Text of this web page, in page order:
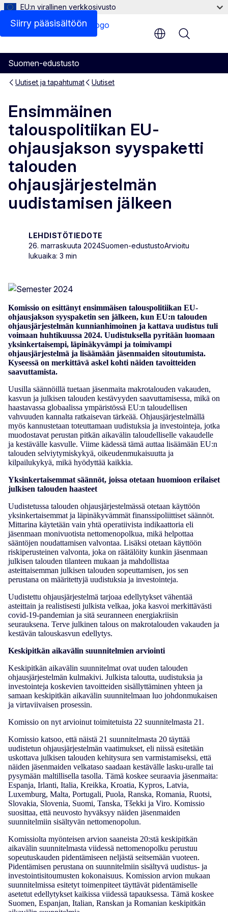
Siirry pääsisältöön
EU:n virallinen verkkosivusto
Suomen-edustusto
Menu
Uutiset ja tapahtumat Uutiset
Ensimmäinen
talouspolitiikan EU-
ohjausjakson syyspaketti
talouden
ohjausjärjestelmän
uudistamisen jälkeen
LEHDISTÖTIEDOTE
26. marraskuuta 2024Suomen-edustustoArvioitu
lukuaika: 3 min
Komissio on esittänyt ensimmäisen talouspolitiikan EU-
ohjausjakson syyspaketin sen jälkeen, kun EU:n talouden
ohjausjärjestelmän kunnianhimoinen ja kattava uudistus tuli
voimaan huhtikuussa 2024. Uudistuksella pyritään luomaan
yksinkertaisempi, läpinäkyvämpi ja toimivampi
ohjausjärjestelmä ja lisäämään jäsenmaiden sitoutumista.
Kyseessä on merkittävä askel kohti näiden tavoitteiden
saavuttamista.
Uusilla säännöillä tuetaan jäsenmaita makrotalouden vakauden,
kasvun ja julkisen talouden kestävyyden saavuttamisessa, mikä on
haastavassa globaalissa ympäristössä EU:n taloudellisen
vahvuuden kannalta ratkaisevan tärkeää. Ohjausjärjestelmällä
myös kannustetaan toteuttamaan uudistuksia ja investointeja, jotka
muodostavat perustan pitkän aikavälin taloudelliselle vakaudelle
ja kestävälle kasvulle. Viime kädessä tämä auttaa lisäämään EU:n
talouden selviytymiskykyä, oikeudenmukaisuutta ja
kilpailukykyä, mikä hyödyttää kaikkia.
Yksinkertaisemmat säännöt, joissa otetaan huomioon erilaiset
julkisen talouden haasteet
Uudistetussa talouden ohjausjärjestelmässä otetaan käyttöön
yksinkertaisemmat ja läpinäkyvämmät finanssipoliittiset säännöt.
Mittarina käytetään vain yhtä operatiivista indikaattoria eli
jäsenmaan monivuotista nettomenopolkua, mikä helpottaa
sääntöjen noudattamisen valvontaa. Lisäksi otetaan käyttöön
riskiperusteinen valvonta, joka on räätälöity kunkin jäsenmaan
julkisen talouden tilanteen mukaan ja mahdollistaa
asteittaisemman julkisen talouden sopeuttamisen, jos sen
perustana on määritettyjä uudistuksia ja investointeja.
Uudistettu ohjausjärjestelmä tarjoaa edellytykset vähentää
asteittain ja realistisesti julkista velkaa, joka kasvoi merkittävästi
covid-19-pandemian ja sitä seuranneen energiakriisin
seurauksena. Terve julkinen talous on makrotalouden vakauden ja
kestävän talouskasvun edellytys.
Keskipitkän aikavälin suunnitelmien arviointi
Keskipitkän aikavälin suunnitelmat ovat uuden talouden
ohjausjärjestelmän kulmakivi. Julkista taloutta, uudistuksia ja
investointeja koskevien tavoitteiden sisällyttäminen yhteen ja
samaan keskipitkän aikavälin suunnitelmaan luo johdonmukaisen
ja virtaviivaisen prosessin.
Komissio on nyt arvioinut toimitetuista 22 suunnitelmasta 21.
Komissio katsoo, että näistä 21 suunnitelmasta 20 täyttää
uudistetun ohjausjärjestelmän vaatimukset, eli niissä esitetään
uskottava julkisen talouden kehitysura sen varmistamiseksi, että
näiden jäsenmaiden velkataso saadaan kestävälle lasku-uralle tai
pysymään maltillisella tasolla. Tämä koskee seuraavia jäsenmaita:
Espanja, Irlanti, Italia, Kreikka, Kroatia, Kypros, Latvia,
Luxemburg, Malta, Portugali, Puola, Ranska, Romania, Ruotsi,
Slovakia, Slovenia, Suomi, Tanska, Tšekki ja Viro. Komissio
suosittaa, että neuvosto hyväksyy näiden jäsenmaiden
suunnitelmiin sisältyvän nettomenopolun.
Komissiolta myönteisen arvion saaneista 20:stä keskipitkän
aikavälin suunnitelmasta viidessä nettomenopolku perustuu
sopeutuskauden pidentämiseen neljästä seitsemään vuoteen.
Pidentämisen perustana on suunnitelmiin sisältyvä uudistus- ja
investointisitoumusten kokonaisuus. Komission arvion mukaan
suunnitelmissa esitetyt toimenpiteet täyttävät pidentämiselle
asetetut edellytykset kaikissa viidessä tapauksessa. Tämä koskee
Suomen, Espanjan, Italian, Ranskan ja Romanian keskipitkän